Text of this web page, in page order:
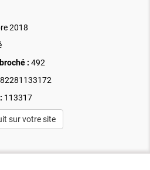
2018
: 492
113317
sur votre site